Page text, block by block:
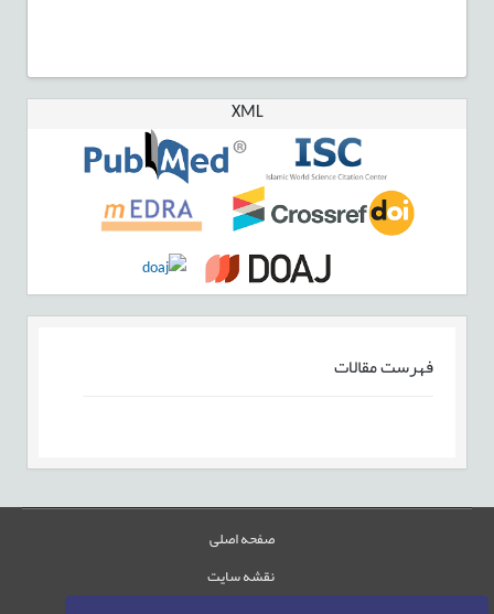
XML
فهرست مقالات
صفحه اصلی
نقشه سایت